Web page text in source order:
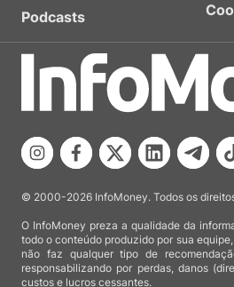
Podcasts
© 2000-2026 InfoMoney. Todos os
O InfoMoney preza a qualidade da
todo o conteúdo produzido por sua
não faz qualquer tipo de
responsabilizando por perdas, danos
custos e lucros cessantes.